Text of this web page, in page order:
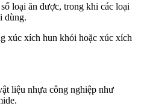
loại ăn được, trong khi các loại
dùng.
xúc xích hun khói hoặc xúc xích
liệu nhựa công nghiệp như